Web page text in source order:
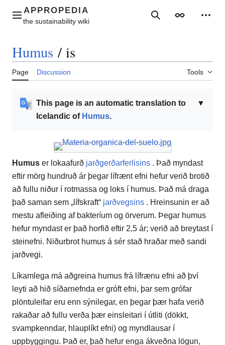
contentMain menu SearchAppearance
Humus / is
Page Discussion Tools
▼
This page is an automatic translation to
Icelandic of Humus.
Humus er lokaafurð jarðgerðarferlisins . Það myndast
eftir mörg hundruð ár þegar lífrænt efni hefur verið brotið
að fullu niður í rotmassa og loks í humus. Það má draga
það saman sem „lífskraft“ jarðvegsins . Hreinsunin er að
mestu afleiðing af bakteríum og örverum. Þegar humus
hefur myndast er það horfið eftir 2,5 ár; verið að breytast í
steinefni. Niðurbrot humus á sér stað hraðar með sandi
jarðvegi.
Líkamlega má aðgreina humus frá lífrænu efni að því
leyti að hið síðarnefnda er gróft efni, þar sem grófar
plöntuleifar eru enn sýnilegar, en þegar þær hafa verið
rakaðar að fullu verða þær einsleitari í útliti (dökkt,
svampkenndar, hlauplíkt efni) og myndlausar í
uppbyggingu. Það er, það hefur enga ákveðna lögun,